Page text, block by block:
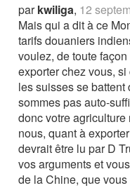
parkwiliga, 12
Mais qui a dit à ce
tarifs douaniers
voulez, de toute
exporter chez vous, si
les suisses se
sommes pas auto-
donc votre agriculture
nous, quant à
devrait être lu par D
vos arguments et
de la Chine, que